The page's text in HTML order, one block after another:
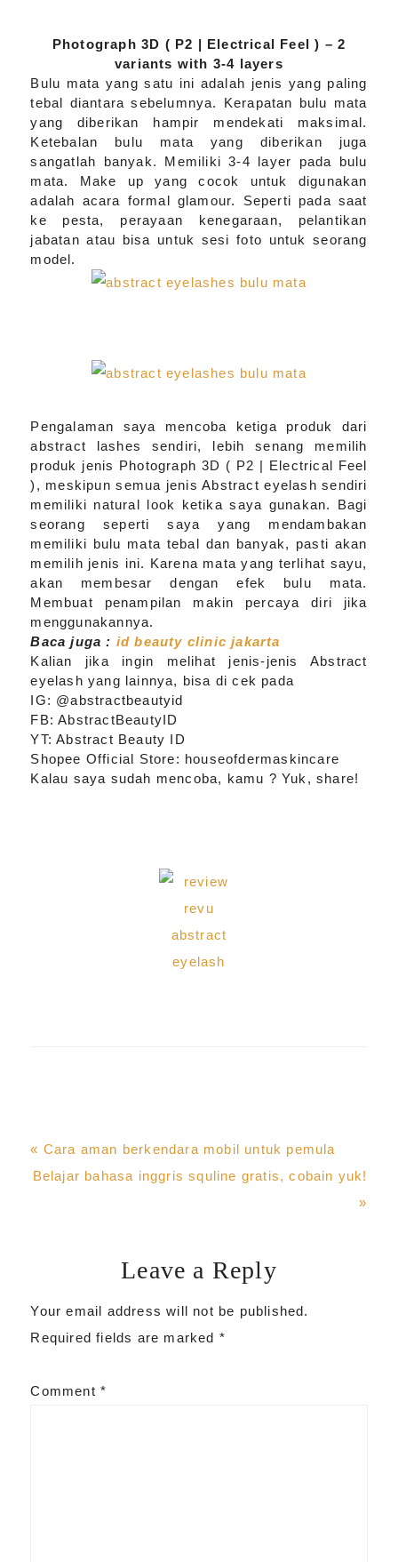
Photograph 3D ( P2 | Electrical Feel ) – 2
variants with 3-4 layers
Bulu mata yang satu ini adalah jenis yang paling
tebal diantara sebelumnya. Kerapatan bulu mata
yang diberikan hampir mendekati maksimal.
Ketebalan bulu mata yang diberikan juga
sangatlah banyak. Memiliki 3-4 layer pada bulu
mata. Make up yang cocok untuk digunakan
adalah acara formal glamour. Seperti pada saat
ke pesta, perayaan kenegaraan, pelantikan
jabatan atau bisa untuk sesi foto untuk seorang
model.
Pengalaman saya mencoba ketiga produk dari
abstract lashes sendiri, lebih senang memilih
produk jenis Photograph 3D ( P2 | Electrical Feel
), meskipun semua jenis Abstract eyelash sendiri
memiliki natural look ketika saya gunakan. Bagi
seorang seperti saya yang mendambakan
memiliki bulu mata tebal dan banyak, pasti akan
memilih jenis ini. Karena mata yang terlihat sayu,
akan membesar dengan efek bulu mata.
Membuat penampilan makin percaya diri jika
menggunakannya.
Baca juga : id beauty clinic jakarta
Kalian jika ingin melihat jenis-jenis Abstract
eyelash yang lainnya, bisa di cek pada
IG: @abstractbeautyid
FB: AbstractBeautyID
YT: Abstract Beauty ID
Shopee Official Store: houseofdermaskincare
Kalau saya sudah mencoba, kamu ? Yuk, share!
Previous
Post:
« Cara aman berkendara mobil untuk pemula
Next
Belajar bahasa inggris squline gratis, cobain yuk!
»
Reader
Interactions
Leave a Reply
Your email address will not be published.
Required fields are marked *
Comment *